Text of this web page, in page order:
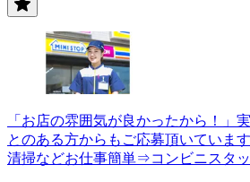
「お店の雰囲気が良かったから！」
とのある方からもご応募頂いていま
清掃などお仕事簡単⇒コンビニスタ